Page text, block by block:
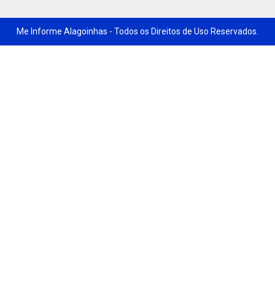
Me Informe Alagoinhas - Todos os Direitos de Uso Reservados.